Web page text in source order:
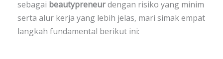
sebagai beautypreneurdengan risiko yang minim
serta alur kerja yang lebih jelas, mari simak empat
langkah fundamental berikut ini: